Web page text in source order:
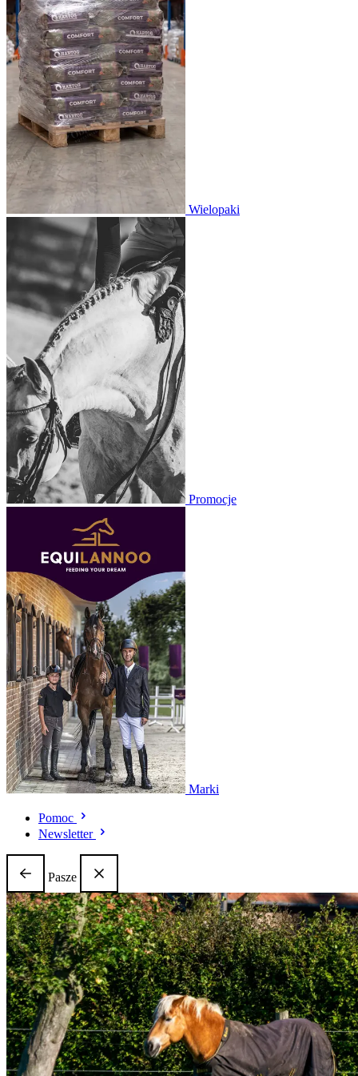
Wielopaki
Promocje
Marki
Pomoc
Newsletter
Pasze